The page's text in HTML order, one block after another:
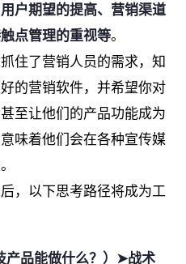
户期望的提高、营销渠道
点管理的重视等。
住了营销人员的需求，知
的营销软件，并希望你对
至让他们的产品功能成为
味着他们会在各种宣传媒
，以下思考路径将成为工
产品能做什么？）➤战术